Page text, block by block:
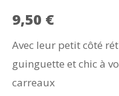
9,50 €
Avec leur petit côté
guinguette et chic à
carreaux